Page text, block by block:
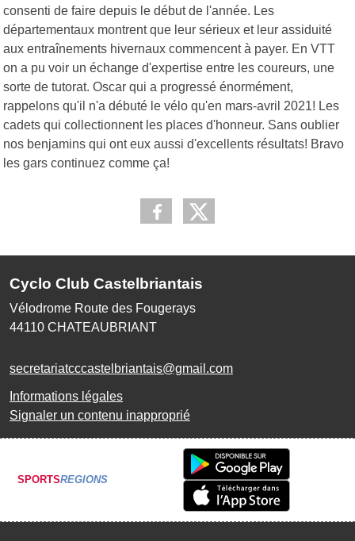
consenti de faire depuis le début de l'année. Les
départementaux montrent que leur sérieux et leur assiduité
aux entraînements hivernaux commencent à payer. En VTT
on a pu voir un échange d'expertise entre les coureurs, une
sorte de tutorat. Oscar qui a progressé énormément,
rappelons qu'il n'a débuté le vélo qu'en mars-avril 2021! Les
cadets qui collectionnent les places d'honneur. Sans oublier
nos benjamins qui ont eux aussi d'excellents résultats! Bravo
les gars continuez comme ça!
Cyclo Club Castelbriantais
Vélodrome Route des Fougerays
44110 CHATEAUBRIANT
secretariatcccastelbriantais@gmail.com
Informations légales
Signaler un contenu inapproprié
SPORTSREGIONS